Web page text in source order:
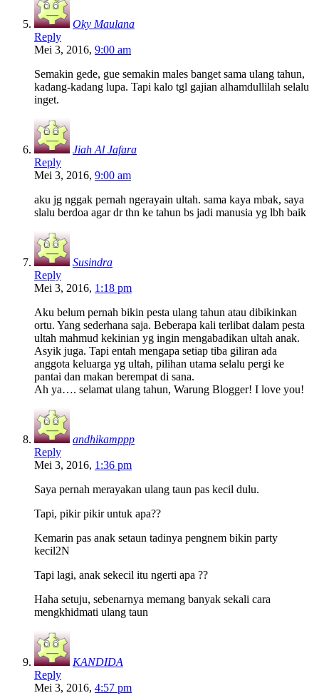
Oky Maulana
Reply
Mei 3, 2016, 9:00 am
Semakin gede, gue semakin males banget sama ulang tahun,
kadang-kadang lupa. Tapi kalo tgl gajian alhamdullilah selalu
inget.
Jiah Al Jafara
Reply
Mei 3, 2016, 9:00 am
aku jg nggak pernah ngerayain ultah. sama kaya mbak, saya
slalu berdoa agar dr thn ke tahun bs jadi manusia yg lbh baik
Susindra
Reply
Mei 3, 2016, 1:18 pm
Aku belum pernah bikin pesta ulang tahun atau dibikinkan
ortu. Yang sederhana saja. Beberapa kali terlibat dalam pesta
ultah mahmud kekinian yg ingin mengabadikan ultah anak.
Asyik juga. Tapi entah mengapa setiap tiba giliran ada
anggota keluarga yg ultah, pilihan utama selalu pergi ke
pantai dan makan berempat di sana.
Ah ya…. selamat ulang tahun, Warung Blogger! I love you!
andhikamppp
Reply
Mei 3, 2016, 1:36 pm
Saya pernah merayakan ulang taun pas kecil dulu.
Tapi, pikir pikir untuk apa??
Kemarin pas anak setaun tadinya pengnem bikin party
kecil2N
Tapi lagi, anak sekecil itu ngerti apa ??
Haha setuju, sebenarnya memang banyak sekali cara
mengkhidmati ulang taun
KANDIDA
Reply
Mei 3, 2016, 4:57 pm